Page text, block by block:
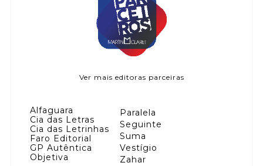
Ver mais editoras parceiras
Alfaguara
Cia das Letras
Cia das Letrinhas
Faro Editorial
GP Autêntica
Objetiva
Paralela
Seguinte
Suma
Vestígio
Zahar